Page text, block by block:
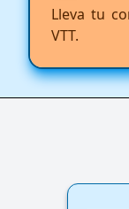
Lleva tu
VTT.